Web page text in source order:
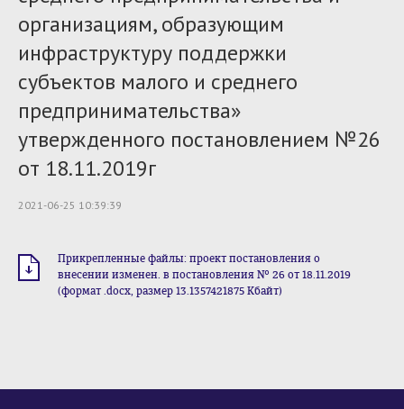
организациям, образующим
инфраструктуру поддержки
субъектов малого и среднего
предпринимательства»
утвержденного постановлением №26
от 18.11.2019г
2021-06-25 10:39:39
Прикрепленные файлы: проект постановления о
внесении изменен. в постановления № 26 от 18.11.2019
(формат .docx, размер 13.1357421875 Кбайт)